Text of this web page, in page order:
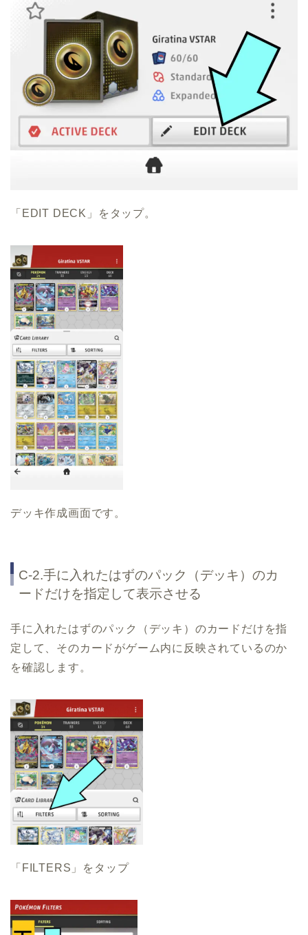
「EDIT DECK」をタップ。
デッキ作成画面です。
C-2.手に入れたはずのパック（デッキ）のカ
ードだけを指定して表示させる
手に入れたはずのパック（デッキ）のカードだけを指
定して、そのカードがゲーム内に反映されているのか
を確認します。
「FILTERS」をタップ